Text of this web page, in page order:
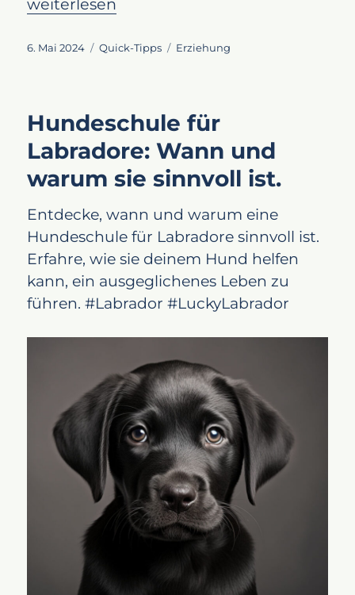
Veröffentlicht
6. Mai 2024 Kategorien
Quick-Tipps Schlagwörter
Erziehung
Hundeschule für
Labradore: Wann und
warum sie sinnvoll ist.
Entdecke, wann und warum eine
Hundeschule für Labradore sinnvoll ist.
Erfahre, wie sie deinem Hund helfen
kann, ein ausgeglichenes Leben zu
führen. #Labrador #LuckyLabrador